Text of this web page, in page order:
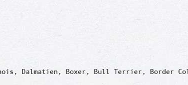
Dalmatien, Boxer, Bull Terrier, Border